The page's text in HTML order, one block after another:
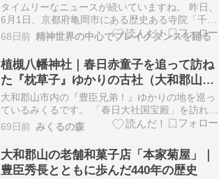
タイムリーなニュースが続いていますね。 昨日、
6月1日、京都府亀岡市にある歴史ある寺院「千手
寺」で火災が発生したそうです。 報道によると、
寺の敷地内の建物が焼失し、火は周辺の山林にも
広がりました。 住職の男性が軽いやけどを負った
ものの、命に別状はないとされています。 消防に
よる…
68日前 精神世界の中心でブレイクダンスを踊る
植槻八幡神社｜春日赤童子を追って訪ね
た『枕草子』ゆかりの古社（大和郡山
市）
大和郡山市内の『豊臣兄弟！』ゆかりの地を巡っ
ているみくるです。 「春日大社国宝殿」を訪れた
際、「春日赤童子（かすがあかどうじ）」という
存在を知りました。 春日赤童子は、春日大明神が
童子の姿で現れたとされる信仰上の存在です。豊
臣秀長公が病に伏せった際、赤童子が枕元に現れ
て守護した…
69日前 みくるの森
大和郡山の老舗和菓子店「本家菊屋」｜
豊臣秀長とともに歩んだ440年の歴史